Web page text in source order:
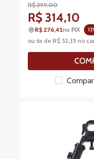
R$ 399,00
R$ 314,10
R$ 276,41no PIX 12
ou 6x de R$ 52 ,35 no